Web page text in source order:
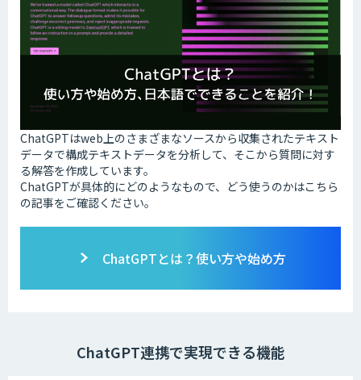
ChatGPTはweb上のさまざまなソースから収集されたテキスト
データで構成テキストデータを分析して、そこから質問に対す
る解答を作成しています。
ChatGPTが具体的にどのようなもので、どう使うのかはこちら
の記事をご確認ください。
ChatGPTとは？使い方や始め方
ChatGPT連携で実現できる機能